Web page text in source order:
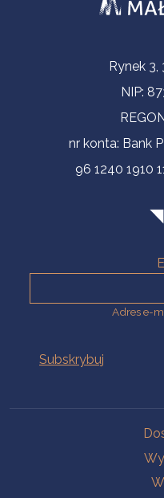
Informacje
Rynek 3,
NIP:
nr konta: Bank
96 1240 1910
Adres e-